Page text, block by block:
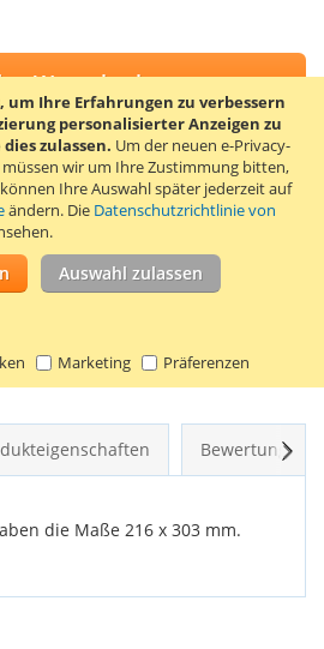
um Ihre Erfahrungen zu verbessern
personalisierter Anzeigen zu
zulassen. Um der neuen e-Privacy-
wir um Ihre Zustimmung bitten,
Ihre Auswahl später jederzeit auf
ändern. Die Datenschutzrichtlinie von
Auswahl zulassen
Marketing Präferenzen
Warenkorb
HINZUFÜGEN
HINZUFÜGEN
Laminierfolien der Marke GBC. Die
Mikrometer, also insgesamt 2 x
Laminierfolien werden mit einem
Zentrieren eines Dokuments
Bewertungen
die Maße 216 x 303 mm.